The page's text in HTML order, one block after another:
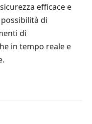
efficace e
di
di
in tempo reale e